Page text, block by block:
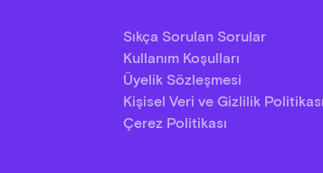
Sıkça Sorulan Sorular
Kullanım Koşulları
Üyelik Sözleşmesi
Kişisel Veri ve Gizlilik Politikası
Çerez Politikası